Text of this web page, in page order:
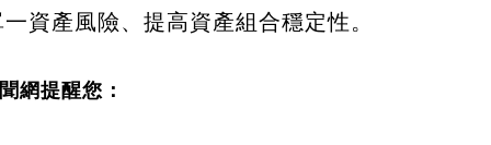
資產風險、提高資產組合穩定性。
網提醒您：